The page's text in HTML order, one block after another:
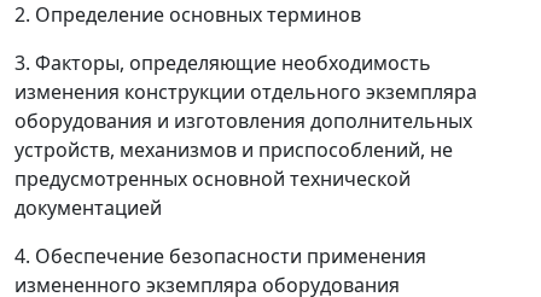
2. Определение основных терминов
3. Факторы, определяющие необходимость
изменения конструкции отдельного экземпляра
оборудования и изготовления дополнительных
устройств, механизмов и приспособлений, не
предусмотренных основной технической
документацией
4. Обеспечение безопасности применения
измененного экземпляра оборудования